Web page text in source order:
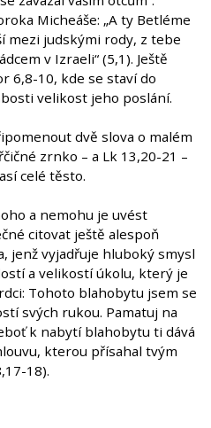
Micheáše: „A ty Betléme
mezi judskými rody, z tebe
v Izraeli“ (5,1). Ještě
6,8-10, kde se staví do
velikost jeho poslání.
dvě slova o malém
zrnko – a Lk 13,20-21 –
celé těsto.
a nemohu je uvést
citovat ještě alespoň
jenž vyjadřuje hluboký smysl
a velikostí úkolu, který je
Tohoto blahobytu jsem se
svých rukou. Pamatuj na
k nabytí blahobytu ti dává
kterou přísahal tvým
18).